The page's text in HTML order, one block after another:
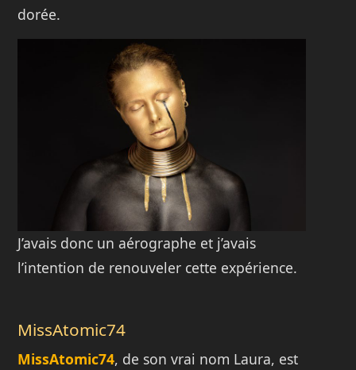
dorée.
J’avais donc un aérographe et j’avais
l’intention de renouveler cette expérience.
MissAtomic74
MissAtomic74, de son vrai nom Laura, est